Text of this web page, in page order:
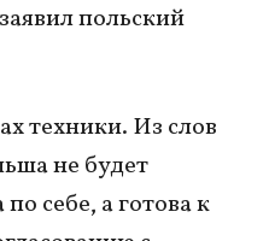
польский
техники. Из слов
не будет
себе, а готова к